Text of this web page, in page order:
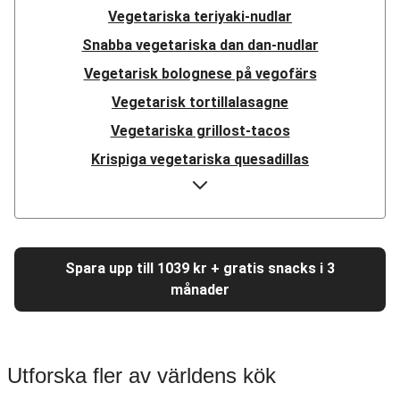
Vegetariska teriyaki-nudlar
Snabba vegetariska dan dan-nudlar
Vegetarisk bolognese på vegofärs
Vegetarisk tortillalasagne
Vegetariska grillost-tacos
Krispiga vegetariska quesadillas
Vegetariska fajitas på ostronskivling
Vegetarisk linsbowl
Vegetarisk pulled beans-teriyaki
Vegetarisk medelhavsgryta
Vegetarisk moussaka på vegofärs
Spara upp till 1039 kr + gratis snacks i 3
månader
Utforska fler av världens kök